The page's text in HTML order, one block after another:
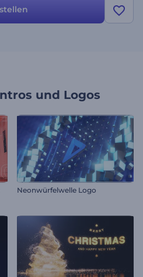
wie Ihr Erfolg. Probieren Sie diese
und Logos
Neonwürfelwelle Logo